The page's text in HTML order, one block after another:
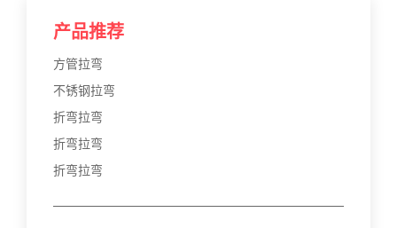
产品推荐
方管拉弯
不锈钢拉弯
折弯拉弯
折弯拉弯
折弯拉弯